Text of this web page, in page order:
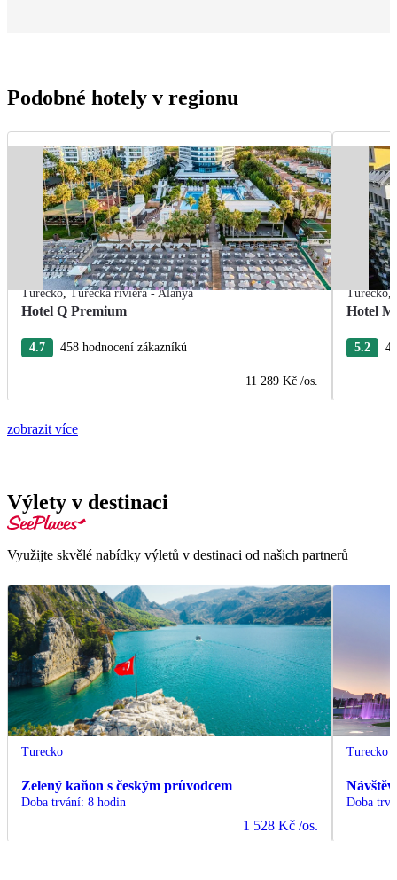
Podobné hotely v regionu
Turecko,Turecká riviéra - Alanya
Hotel Q Premium
4.7 458 hodnocení zákazníků
11 289 Kč /os.
Turecko,
Hotel
5.2
zobrazit více
Výlety v destinaci
Využijte skvělé nabídky výletů v destinaci od našich partnerů
Turecko
Zelený kaňon s českým průvodcem
Doba trvání: 8 hodin
1 528 Kč /os.
Turecko
Doba